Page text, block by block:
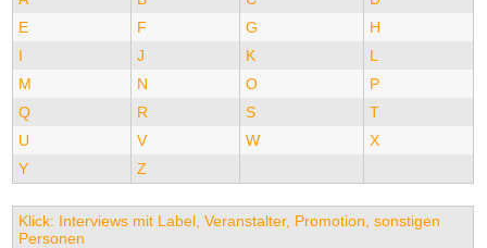
E
F G
H
I
J K
L
M
N O
P
Q
R S
T
U
V W
X
Y
Z
Klick: Interviews mit Label, Veranstalter, Promotion, sonstigen
Personen